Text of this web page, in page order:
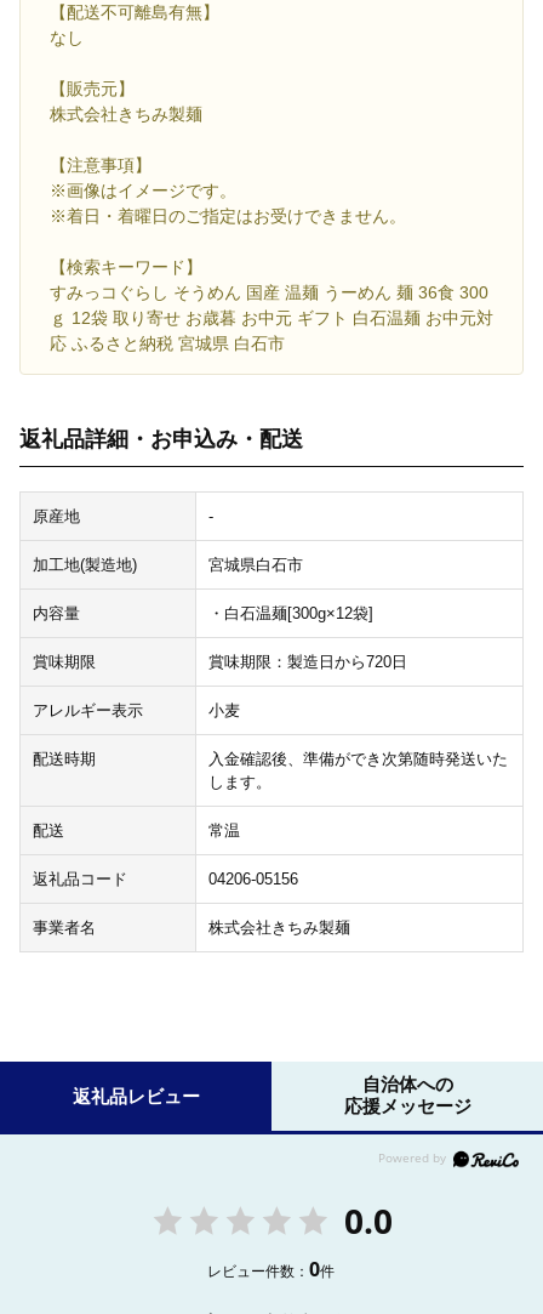
【配送不可離島有無】
なし
【販売元】
株式会社きちみ製麺
【注意事項】
※画像はイメージです。
※着日・着曜日のご指定はお受けできません。
【検索キーワード】
すみっコぐらし そうめん 国産 温麺 うーめん 麺 36食 300
ｇ 12袋 取り寄せ お歳暮 お中元 ギフト 白石温麺 お中元対
応 ふるさと納税 宮城県 白石市
返礼品詳細・お申込み・配送
原産地 -
加工地(製造地) 宮城県白石市
内容量 ・白石温麺[300g×12袋]
賞味期限 賞味期限：製造日から720日
アレルギー表示 小麦
配送時期
入金確認後、準備ができ次第随時発送いた
します。
配送 常温
返礼品コード 04206-05156
事業者名 株式会社きちみ製麺
返礼品レビュー
自治体への
応援メッセージ
0.0
レビュー件数：0件